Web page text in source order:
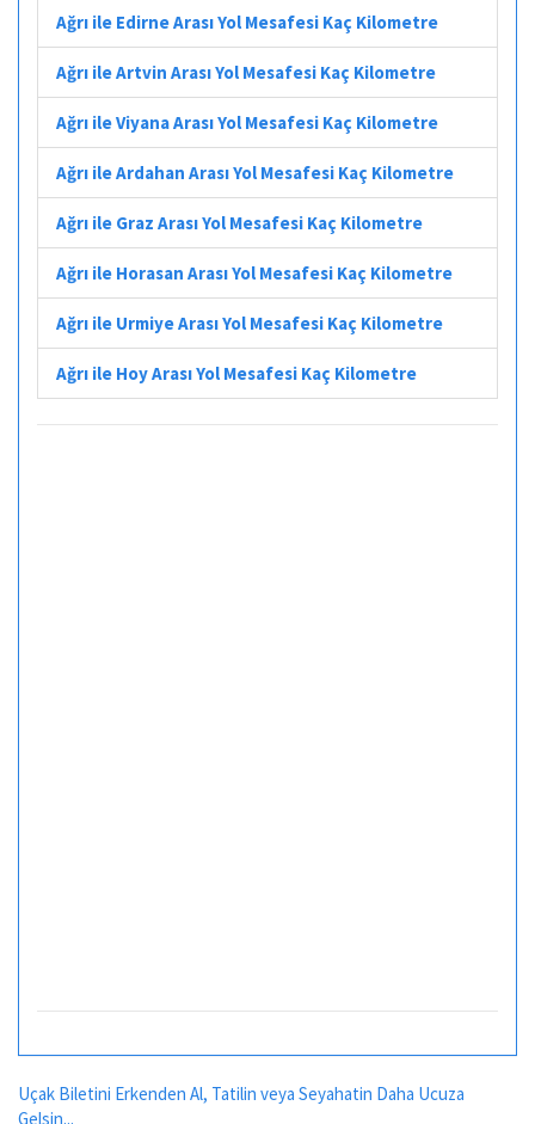
Ağrı ile Edirne Arası Yol Mesafesi Kaç Kilometre
Ağrı ile Artvin Arası Yol Mesafesi Kaç Kilometre
Ağrı ile Viyana Arası Yol Mesafesi Kaç Kilometre
Ağrı ile Ardahan Arası Yol Mesafesi Kaç Kilometre
Ağrı ile Graz Arası Yol Mesafesi Kaç Kilometre
Ağrı ile Horasan Arası Yol Mesafesi Kaç Kilometre
Ağrı ile Urmiye Arası Yol Mesafesi Kaç Kilometre
Ağrı ile Hoy Arası Yol Mesafesi Kaç Kilometre
Uçak Biletini Erkenden Al, Tatilin veya Seyahatin Daha Ucuza
Gelsin...